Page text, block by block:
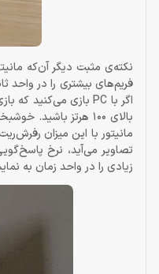
مانیتور با این میزان
زیادی را در واحد زمان به